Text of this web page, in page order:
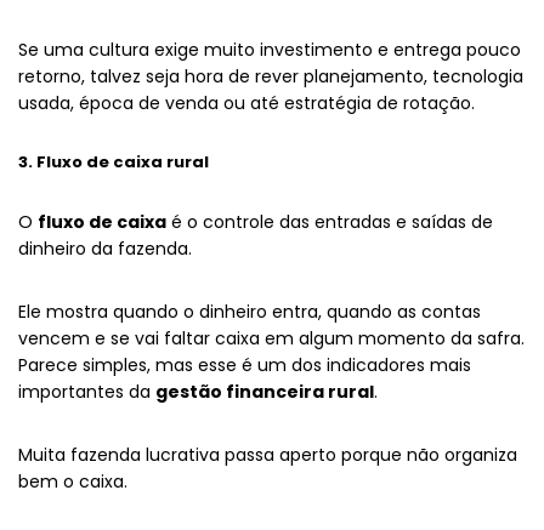
Se uma cultura exige muito investimento e entrega pouco
retorno, talvez seja hora de rever planejamento, tecnologia
usada, época de venda ou até estratégia de rotação.
3. Fluxo de caixa rural
O fluxo de caixa é o controle das entradas e saídas de
dinheiro da fazenda.
Ele mostra quando o dinheiro entra, quando as contas
vencem e se vai faltar caixa em algum momento da safra.
Parece simples, mas esse é um dos indicadores mais
importantes da gestão financeira rural.
Muita fazenda lucrativa passa aperto porque não organiza
bem o caixa.